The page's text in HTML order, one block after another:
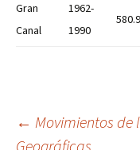
Gran
Canal
1962-
1990
580.9
← Movimientos de
Geográficas